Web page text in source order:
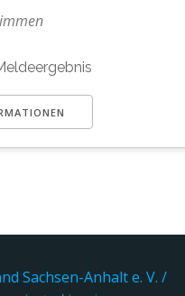
Sachsen-Anhalt e. V. /